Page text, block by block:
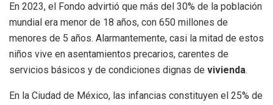
En 2023, el Fondo advirtió que más del 30% de la población
mundial era menor de 18 años, con 650 millones de
menores de 5 años. Alarmantemente, casi la mitad de estos
niños vive en asentamientos precarios, carentes de
servicios básicos y de condiciones dignas de vivienda.
En la Ciudad de México, las infancias constituyen el 25% de